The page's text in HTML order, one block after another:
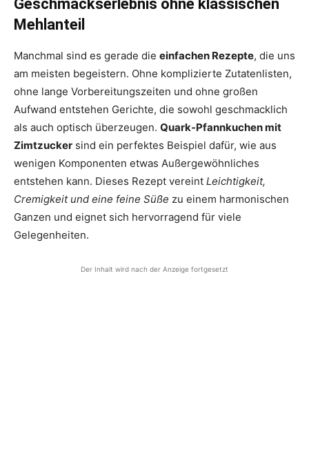
Geschmackserlebnis ohne klassischen
Mehlanteil
Manchmal sind es gerade die einfachen Rezepte, die uns
am meisten begeistern. Ohne komplizierte Zutatenlisten,
ohne lange Vorbereitungszeiten und ohne großen
Aufwand entstehen Gerichte, die sowohl geschmacklich
als auch optisch überzeugen. Quark-Pfannkuchen mit
Zimtzucker sind ein perfektes Beispiel dafür, wie aus
wenigen Komponenten etwas Außergewöhnliches
entstehen kann. Dieses Rezept vereint Leichtigkeit,
Cremigkeit und eine feine Süße zu einem harmonischen
Ganzen und eignet sich hervorragend für viele
Gelegenheiten.
Der Inhalt wird nach der Anzeige fortgesetzt